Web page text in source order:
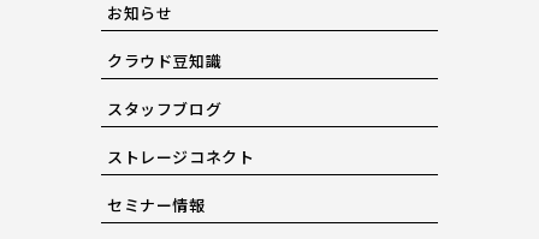
お知らせ
クラウド豆知識
スタッフブログ
ストレージコネクト
セミナー情報